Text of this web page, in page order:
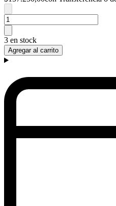
3 en stock
Agregar al carrito